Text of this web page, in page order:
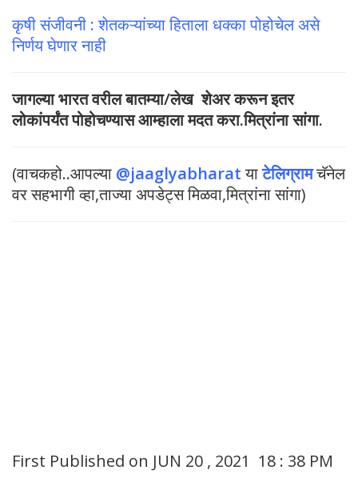
कृषी संजीवनी : शेतकऱ्यांच्या हिताला धक्का पोहोचेल असे
निर्णय घेणार नाही
जागल्या भारत वरील बातम्या/लेख शेअर करून इतर
लोकांपर्यंत पोहोचण्यास आम्हाला मदत करा.मित्रांना सांगा.
(वाचकहो..आपल्या @jaaglyabharat याटेलिग्रामचॅनेल
वर सहभागी व्हा,ताज्या अपडेट्स मिळवा,मित्रांना सांगा)
First Published on JUN 20 , 2021 18 : 38 PM